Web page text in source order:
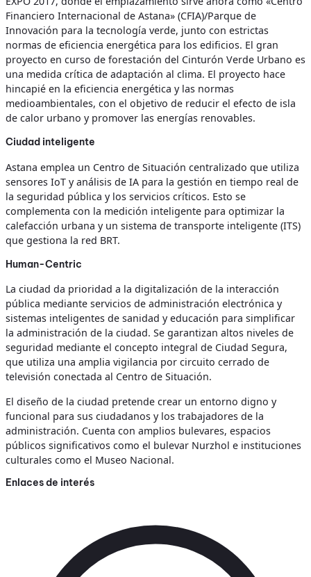
Financiero Internacional de Astana» (CFIA)/Parque de
Innovación para la tecnología verde, junto con estrictas
normas de eficiencia energética para los edificios. El gran
proyecto en curso de forestación del Cinturón Verde Urbano es
una medida crítica de adaptación al clima. El proyecto hace
hincapié en la eficiencia energética y las normas
medioambientales, con el objetivo de reducir el efecto de isla
de calor urbano y promover las energías renovables.
Ciudad inteligente
Astana emplea un Centro de Situación centralizado que utiliza
sensores IoT y análisis de IA para la gestión en tiempo real de
la seguridad pública y los servicios críticos. Esto se
complementa con la medición inteligente para optimizar la
calefacción urbana y un sistema de transporte inteligente (ITS)
que gestiona la red BRT.
Human-Centric
La ciudad da prioridad a la digitalización de la interacción
pública mediante servicios de administración electrónica y
sistemas inteligentes de sanidad y educación para simplificar
la administración de la ciudad. Se garantizan altos niveles de
seguridad mediante el concepto integral de Ciudad Segura,
que utiliza una amplia vigilancia por circuito cerrado de
televisión conectada al Centro de Situación.
El diseño de la ciudad pretende crear un entorno digno y
funcional para sus ciudadanos y los trabajadores de la
administración. Cuenta con amplios bulevares, espacios
públicos significativos como el bulevar Nurzhol e instituciones
culturales como el Museo Nacional.
Enlaces de interés